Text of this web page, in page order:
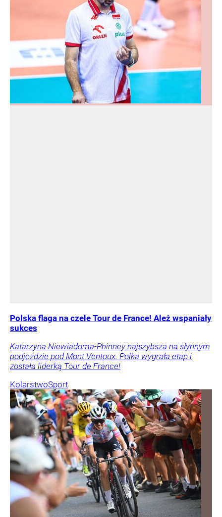
Polska flaga na czele Tour de France! Ależ wspaniały
sukces
Katarzyna Niewiadoma-Phinney najszybsza na słynnym
podjeździe pod Mont Ventoux. Polka wygrała etap i
została liderką Tour de France!
KolarstwoSport